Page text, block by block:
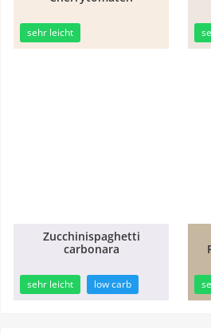
sehr leicht
Zucchinispaghetti
carbonara
sehr leicht low carb